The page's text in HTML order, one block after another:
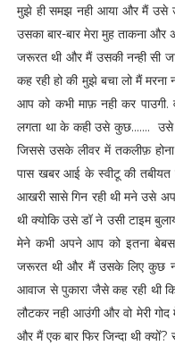
मुझे ही समझ नही आया और मैं उसे
उसका बार-बार मेरा मुह ताकना
जरूरत थी और मैं उसकी नन्ही सी
कह रही हो की मुझे बचा लो मैं
आप को कभी माफ़ नही कर पाउगी.
लगता था के कही उसे कुछ....... उसे
जिससे उसके लीवर में तकलीफ़
पास खबर आई के स्वीटू की तबीयत
आखरी सासे गिन रही थी मने उसे
थी क्योकि उसे डॉ ने उसी टाइम
मेने कभी अपने आप को इतना
जरूरत थी और मैं उसके लिए कुछ न
आवाज से पुकारा जैसे कह रही थी
लौटकर नही आउंगी और वो मेरी
और मैं एक बार फिर जिन्दा थी क्यों?